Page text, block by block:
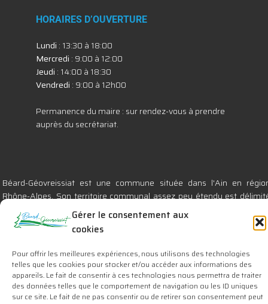
Gérer le consentement aux
cookies
Pour offrir les meilleures expériences, nous utilisons des technologies
telles que les cookies pour stocker et/ou accéder aux informations des
appareils. Le fait de consentir à ces technologies nous permettra de traiter
des données telles que le comportement de navigation ou les ID uniques
sur ce site. Le fait de ne pas consentir ou de retirer son consentement peut
HORAIRES D’OUVERTURE
Lundi : 13:30 à 18:00
Mercredi : 9:00 à 12:00
Jeudi : 14:00 à 18:30
Vendredi : 9:00 à 12h00
Permanence du maire : sur rendez-vous à prendre
auprès du secrétariat.
Béard-Géovreissiat est une commune située dans l'Ain en
Rhône-Alpes. Son territoire communal assez peu étendu est
par les communes de Nurieux-Volognat, Izernore, Montréal-la-Cluse
Brion. Elle se compose des villages de : Géovreissiat (le chef-
Béard, St Germain de Béard et de la partie nord de la Croix-Chalon.
Retrouvez nos actualités en téléchargeant :
Panneau Pocket pour Androïd oupour Apple